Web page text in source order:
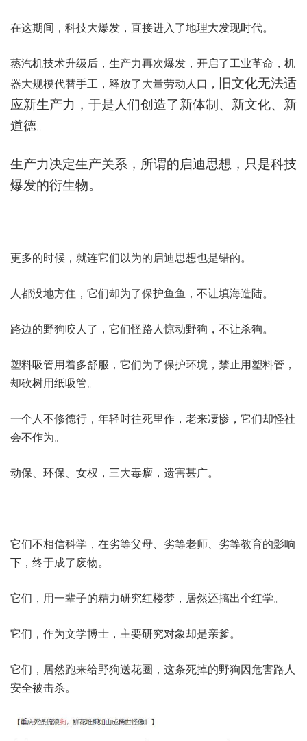
在这期间，科技大爆发，直接进入了地理大发现时代。
蒸汽机技术升级后，生产力再次爆发，开启了工业革命，机
器大规模代替手工，释放了大量劳动人口， 旧文化无法适
应新生产力，于是人们创造了新体制、新文化、新
道德。
生产力决定生产关系，所谓的启迪思想，只是科技
爆发的衍生物。
更多的时候，就连它们以为的启迪思想也是错的。
人都没地方住，它们却为了保护鱼鱼，不让填海造陆。
路边的野狗咬人了，它们怪路人惊动野狗，不让杀狗。
塑料吸管用着多舒服，它们为了保护环境，禁止用塑料管，
却砍树用纸吸管。
一个人不修德行，年轻时往死里作，老来凄惨，它们却怪社
会不作为。
动保、环保、女权，三大毒瘤，遗害甚广。
它们不相信科学，在劣等父母、劣等老师、劣等教育的影响
下，终于成了废物。
它们，用一辈子的精力研究红楼梦，居然还搞出个红学。
它们，作为文学博士，主要研究对象却是亲爹。
它们，居然跑来给野狗送花圈，这条死掉的野狗因危害路人
安全被击杀。